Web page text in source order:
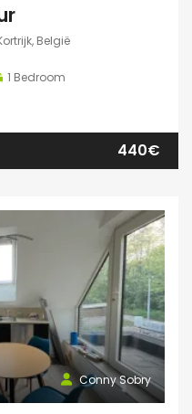
België
1 Bedroom
440€
Conny Sobry